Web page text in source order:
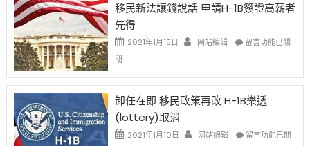
證
資
設
後
在
移民新法讓錢說話 申請H-1B簽證高薪者
先得
2021年1月15日 网站编辑
在
新
讓
說
留言功能已關
閉
卸任在即 移民政策再改 H-1B樂透
(lottery)取消
2021年1月10日 网站编辑
在
留言功能已關